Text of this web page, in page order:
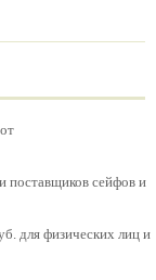
поставщиков сейфов и
для физических лиц и